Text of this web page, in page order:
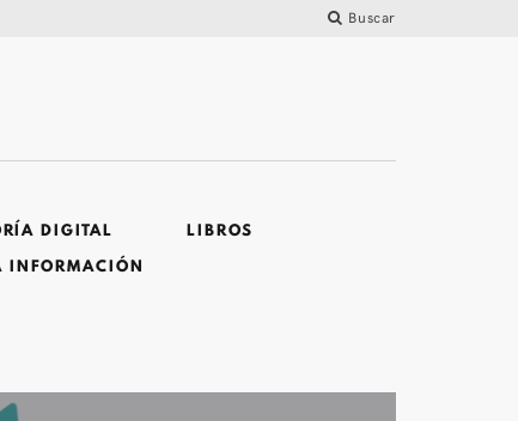
Buscar
DIGITAL
LIBROS
INFORMACIÓN